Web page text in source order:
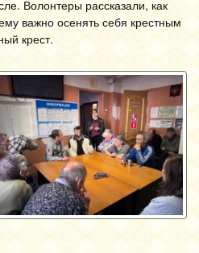
Волонтеры рассказали, как
важно осенять себя крестным
крест.